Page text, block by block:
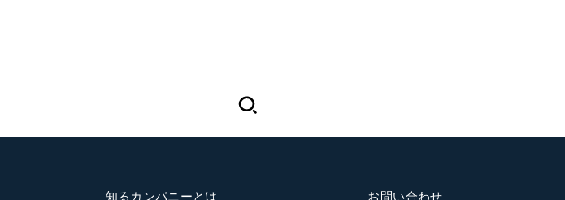
知るカンパニーとは お問い合わせ